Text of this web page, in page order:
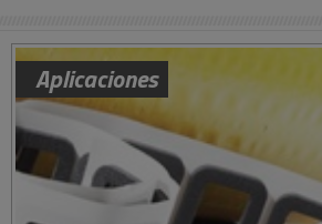
Aplicaciones